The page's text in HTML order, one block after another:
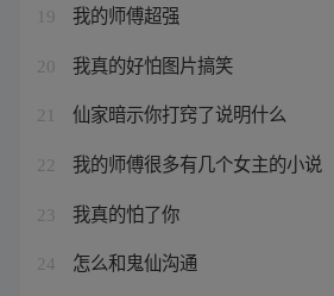
19 我的师傅超强
20 我真的好怕图片搞笑
21 仙家暗示你打窍了说明什么
22 我的师傅很多有几个女主的小说
23 我真的怕了你
24 怎么和鬼仙沟通